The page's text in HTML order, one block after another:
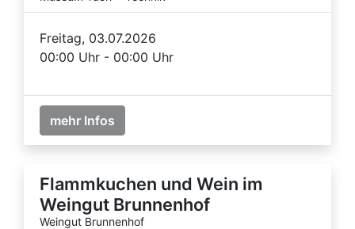
Freitag, 03.07.2026
00:00 Uhr - 00:00 Uhr
mehr Infos
Flammkuchen und Wein im
Weingut Brunnenhof
Weingut Brunnenhof